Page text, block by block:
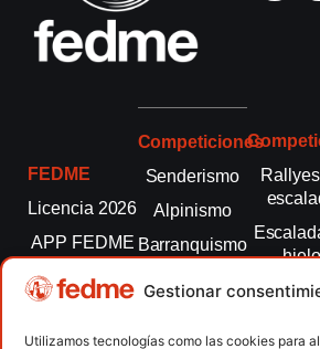
Gestionar
Utilizamos tecnologías como las cookies para
FEDME
Licencia 2026
APP FEDME
Transparencia
autonómicas
Competiciones
Senderismo
Alpinismo
Barranquismo
montaña
Escalada
Esquí